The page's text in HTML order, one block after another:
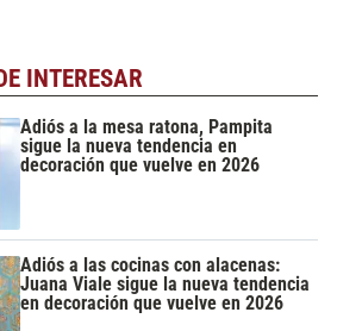
INTERESAR
Adiós a la mesa ratona, Pampita
sigue la nueva tendencia en
decoración que vuelve en 2026
Adiós a las cocinas con alacenas:
Juana Viale sigue la nueva tendencia
en decoración que vuelve en 2026